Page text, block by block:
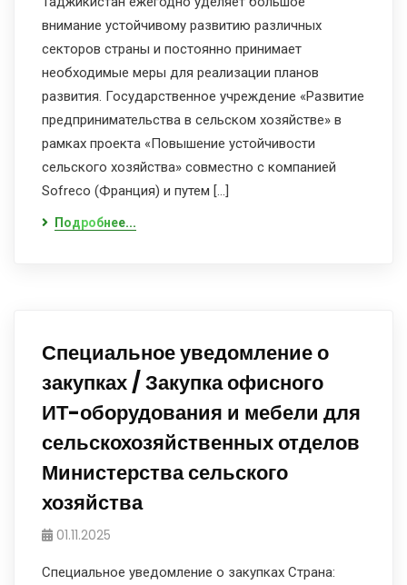
внимание устойчивому развитию различных
секторов страны и постоянно принимает
необходимые меры для реализации планов
развития. Государственное учреждение «Развитие
предпринимательства в сельском хозяйстве» в
рамках проекта «Повышение устойчивости
сельского хозяйства» совместно с компанией
Sofreco (Франция) и путем […]
Подробнее...
Специальное уведомление о
закупках / Закупка офисного
ИТ-оборудования и мебели для
сельскохозяйственных отделов
Министерства сельского
хозяйства
01.11.2025
Специальное уведомление о закупках Страна: